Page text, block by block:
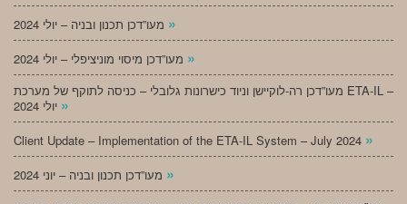
»
»
מעו”דכן רה-לוקיישן וניוד כישרונות גלובלי – כניסה לתוקף של מערכת ETA-IL –
»
Client Update – Implementation of the ETA-IL System – July 2024 »
»